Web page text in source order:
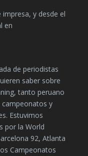
y desde el
en
de periodistas
saber sobre
tanto peruano
y
Estuvimos
por la World
92, Atlanta
Campeonatos